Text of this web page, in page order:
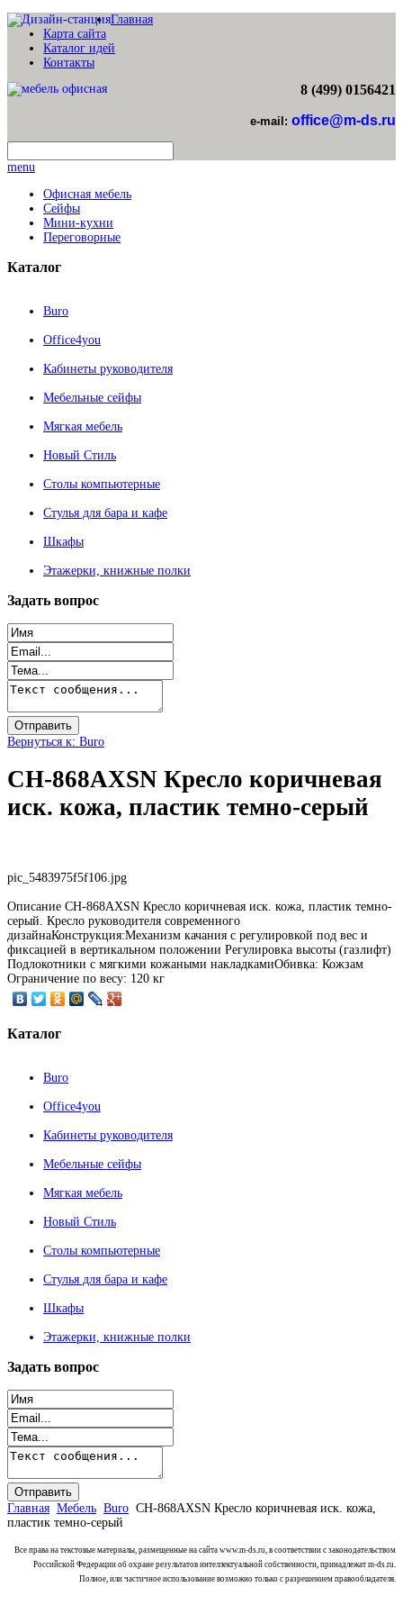
Главная
Карта сайта
Каталог идей
Контакты
8 (499) 0156421
e-mail: office@m-ds.ru
menu
Офисная мебель
Сейфы
Мини-кухни
Переговорные
Каталог
Buro
Office4you
Кабинеты руководителя
Мебельные сейфы
Мягкая мебель
Новый Стиль
Столы компьютерные
Стулья для бара и кафе
Шкафы
Этажерки, книжные полки
Задать вопрос
Вернуться к: Buro
CH-868AXSN Кресло коричневая
иск. кожа, пластик темно-серый
pic_5483975f5f106.jpg
Описание CH-868AXSN Кресло коричневая иск. кожа, пластик темно-
серый. Кресло руководителя современного
дизайнаКонструкция:Механизм качания с регулировкой под вес и
фиксацией в вертикальном положении Регулировка высоты (газлифт)
Подлокотники с мягкими кожаными накладкамиОбивка: Кожзам
Ограничение по весу: 120 кг
Каталог
Buro
Office4you
Кабинеты руководителя
Мебельные сейфы
Мягкая мебель
Новый Стиль
Столы компьютерные
Стулья для бара и кафе
Шкафы
Этажерки, книжные полки
Задать вопрос
Главная Мебель Buro CH-868AXSN Кресло коричневая иск. кожа,
пластик темно-серый
Все права на текстовые материалы, размещенные на сайта www.m-ds.ru, в соответствии с законодательством
Российской Федерации об охране результатов интеллектуальной собственности, принадлежат m-ds.ru.
Полное, или частичное использование возможно только с разрешением правообладателя.